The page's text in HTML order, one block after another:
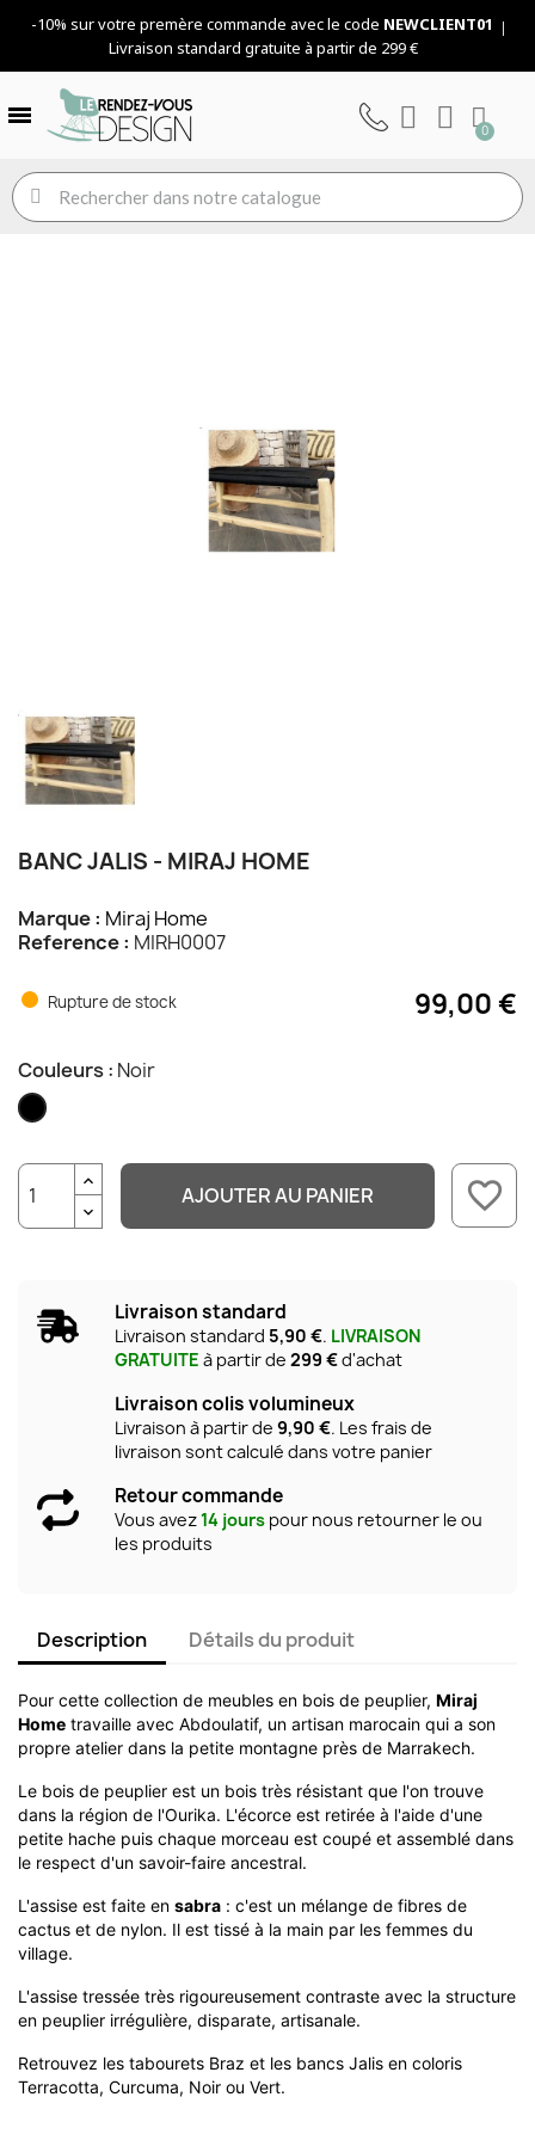
-10% sur votre premère commande avec le code NEWCLIENT01
Livraison standard gratuite à partir de 299 €
BANC JALIS - MIRAJ HOME
Marque : Miraj Home
Reference : MIRH0007
Rupture de stock 99,00 €
Couleurs : Noir
Noir
AJOUTER AU PANIER favorite_border
Livraison standard
Livraison standard 5,90 €. LIVRAISON
GRATUITE à partir de 299 €d'achat
Livraison colis volumineux
Livraison à partir de 9,90 €. Les frais de
livraison sont calculé dans votre panier
Retour commande
Vous avez14 jours pour nous retourner le ou
les produits
Description Détails du produit
Pour cette collection de meubles en bois de peuplier, Miraj
Home travaille avec Abdoulatif, un artisan marocain qui a son
propre atelier dans la petite montagne près de Marrakech.
Le bois de peuplier est un bois très résistant que l'on trouve
dans la région de l'Ourika. L'écorce est retirée à l'aide d'une
petite hache puis chaque morceau est coupé et assemblé dans
le respect d'un savoir-faire ancestral.
L'assise est faite en sabra : c'est un mélange de fibres de
cactus et de nylon. Il est tissé à la main par les femmes du
village.
L'assise tressée très rigoureusement contraste avec la structure
en peuplier irrégulière, disparate, artisanale.
Retrouvez les tabourets Braz et les bancs Jalis en coloris
Terracotta, Curcuma, Noir ou Vert.